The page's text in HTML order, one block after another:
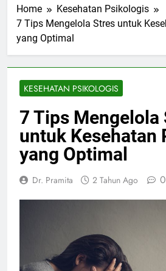
Home
Kesehatan Psikologis
7 Tips Mengelola Stres untuk
yang Optimal
KESEHATAN PSIKOLOGIS
7 Tips Mengelola
untuk Kesehatan
yang Optimal
Dr. Pramita 2 Tahun Ago 0